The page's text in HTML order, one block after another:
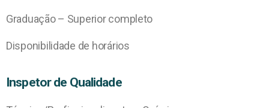
Graduação – Superior completo
Disponibilidade de horários
Inspetor de Qualidade